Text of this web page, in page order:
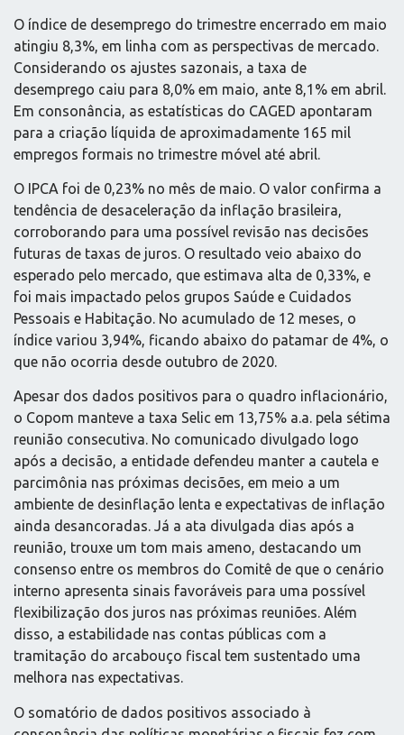
O índice de desemprego do trimestre encerrado em maio
atingiu 8,3%, em linha com as perspectivas de mercado.
Considerando os ajustes sazonais, a taxa de
desemprego caiu para 8,0% em maio, ante 8,1% em abril.
Em consonância, as estatísticas do CAGED apontaram
para a criação líquida de aproximadamente 165 mil
empregos formais no trimestre móvel até abril.
O IPCA foi de 0,23% no mês de maio. O valor confirma a
tendência de desaceleração da inflação brasileira,
corroborando para uma possível revisão nas decisões
futuras de taxas de juros. O resultado veio abaixo do
esperado pelo mercado, que estimava alta de 0,33%, e
foi mais impactado pelos grupos Saúde e Cuidados
Pessoais e Habitação. No acumulado de 12 meses, o
índice variou 3,94%, ficando abaixo do patamar de 4%, o
que não ocorria desde outubro de 2020.
Apesar dos dados positivos para o quadro inflacionário,
o Copom manteve a taxa Selic em 13,75% a.a. pela sétima
reunião consecutiva. No comunicado divulgado logo
após a decisão, a entidade defendeu manter a cautela e
parcimônia nas próximas decisões, em meio a um
ambiente de desinflação lenta e expectativas de inflação
ainda desancoradas. Já a ata divulgada dias após a
reunião, trouxe um tom mais ameno, destacando um
consenso entre os membros do Comitê de que o cenário
interno apresenta sinais favoráveis para uma possível
flexibilização dos juros nas próximas reuniões. Além
disso, a estabilidade nas contas públicas com a
tramitação do arcabouço fiscal tem sustentado uma
melhora nas expectativas.
O somatório de dados positivos associado à